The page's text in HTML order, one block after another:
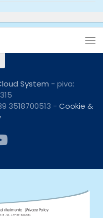
System - piva:
3518700513 - Cookie &